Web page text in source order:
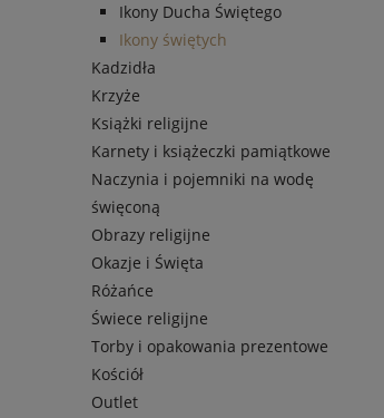
Ikony Ducha Świętego
Ikony świętych
Kadzidła
Krzyże
Książki religijne
Karnety i książeczki pamiątkowe
Naczynia i pojemniki na wodę
święconą
Obrazy religijne
Okazje i Święta
Różańce
Świece religijne
Torby i opakowania prezentowe
Kościół
Outlet